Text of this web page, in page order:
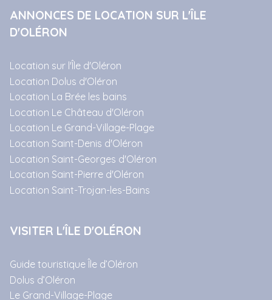
ANNONCES DE LOCATION SUR L'ÎLE
D'OLÉRON
Location sur l'Île d'Oléron
Location Dolus d'Oléron
Location La Brée les bains
Location Le Château d'Oléron
Location Le Grand-Village-Plage
Location Saint-Denis d'Oléron
Location Saint-Georges d'Oléron
Location Saint-Pierre d'Oléron
Location Saint-Trojan-les-Bains
VISITER L'ÎLE D'OLÉRON
Guide touristique Île d’Oléron
Dolus d’Oléron
Le Grand-Village-Plage